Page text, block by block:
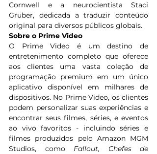
Cornwell e a neurocientista Staci
Gruber, dedicada a traduzir conteúdo
original para diversos públicos globais.
Sobre o Prime Video
O Prime Video é um destino de
entretenimento completo que oferece
aos clientes uma vasta coleção de
programação premium em um único
aplicativo disponível em milhares de
dispositivos. No Prime Video, os clientes
podem personalizar suas experiências e
encontrar seus filmes, séries, e eventos
ao vivo favoritos - incluindo séries e
filmes produzidos pelo Amazon MGM
Studios, como Fallout, Chefes de